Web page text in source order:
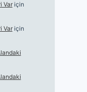
Variçin
Variçin